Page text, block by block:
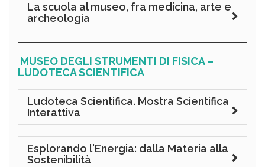
La scuola al museo, fra medicina, arte e
archeologia
MUSEO DEGLI STRUMENTI DI FISICA –
LUDOTECA SCIENTIFICA
Ludoteca Scientifica. Mostra Scientifica
Interattiva
Esplorando l'Energia: dalla Materia alla
Sostenibilità